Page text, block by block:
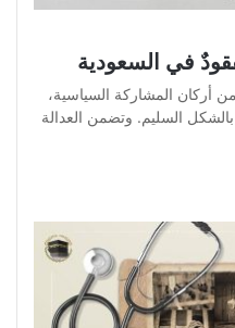
في السعودية
من أركان المشاركة السياسية،
السليم. وتضمن العدالة